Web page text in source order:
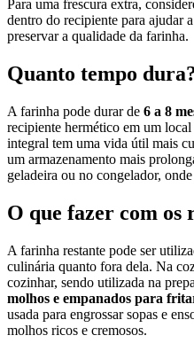
Para uma frescura extra,
dentro do recipiente para ajudar
preservar a qualidade da farinha.
Quanto tempo
A farinha pode durar de 6 a 8
recipiente hermético em um
integral tem uma vida útil mais
um armazenamento mais
geladeira ou no congelador,
O que fazer com os
A farinha restante pode ser
culinária quanto fora dela. Na
cozinhar, sendo utilizada na
molhos e empanados para
usada para engrossar sopas e
molhos ricos e cremosos.